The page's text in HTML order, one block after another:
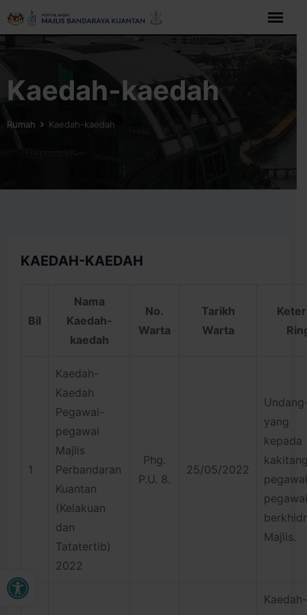
Buka bar alat
Langkau
Kaedah-kaedah
Rumah Kaedah-kaedah
KAEDAH-KAEDAH
Bil
Nama
Kaedah-
kaedah
No.
Warta
Tarikh
Warta
1
Kaedah-
Kaedah
Pegawai-
pegawai
Majlis
Perbandaran
Kuantan
(Kelakuan
dan
Tatatertib)
2022
Phg.
P.U. 8.
25/05/2022
yang
Majlis.